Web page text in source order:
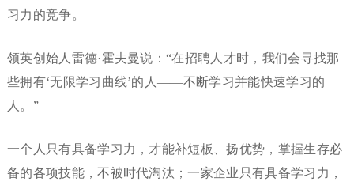
习力的竞争。
领英创始人雷德·霍夫曼说：“在招聘人才时，我们会寻找那
些拥有‘无限学习曲线’的人——不断学习并能快速学习的
人。”
一个人只有具备学习力，才能补短板、扬优势，掌握生存必
备的各项技能，不被时代淘汰；一家企业只有具备学习力，